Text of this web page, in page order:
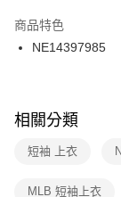
２．訂單成立數日內
３．收到繳費通知簡
ATM／網路銀行／等
※ 交易是否成功請以
是否繳費成功／繳費
客戶支援中心」
１．透過由恩沛科
付款後門市自取
每筆NT$100，滿
商品特色
NE14397985
相關分類
短袖 上衣
MLB 短袖上衣